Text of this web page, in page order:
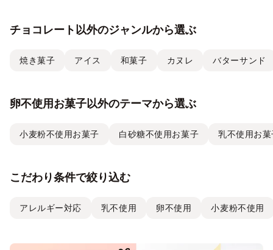
チョコレート以外のジャンルから選ぶ
焼き菓子 アイス 和菓子 カヌレ バターサンド
卵不使用お菓子以外のテーマから選ぶ
小麦粉不使用お菓子 白砂糖不使用お菓子 乳不使用お
こだわり条件で絞り込む
アレルギー対応 乳不使用 卵不使用 小麦粉不使用